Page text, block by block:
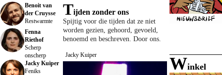
Benoit van
der Cruysse
Restwarmte
Fenna
Riethof
Scherp
onscherp
Jacky Kuiper
Feniks
Tijden zonder ons
Spijtig voor die tijden dat ze niet
worden gezien, gehoord, gevoeld,
benoemd en beschreven. Door ons.
Jacky Kuiper winkel